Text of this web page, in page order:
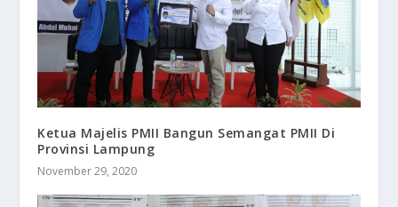
Ketua Majelis PMII Bangun Semangat PMII Di
Provinsi Lampung
November 29, 2020